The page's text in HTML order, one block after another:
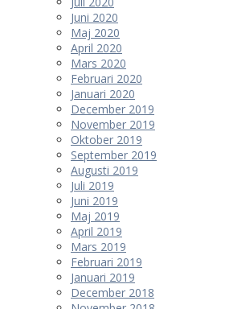
Juni 2020
Maj 2020
April 2020
Mars 2020
Februari 2020
Januari 2020
December 2019
November 2019
Oktober 2019
September 2019
Augusti 2019
Juli 2019
Juni 2019
Maj 2019
April 2019
Mars 2019
Februari 2019
Januari 2019
December 2018